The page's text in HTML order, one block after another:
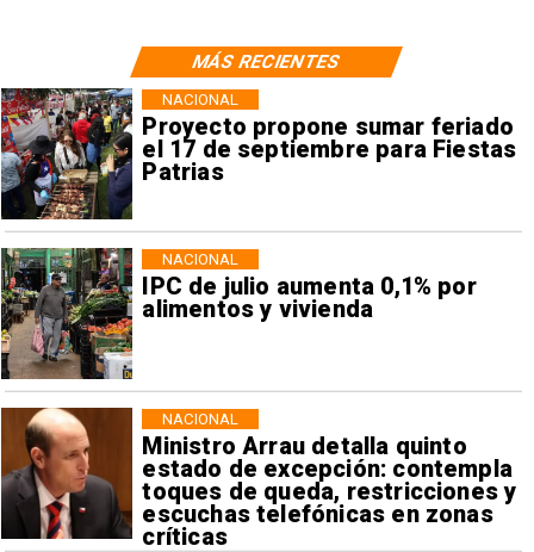
Proyecto propone sumar feriado
el 17 de septiembre para Fiestas
Patrias
NACIONAL
IPC de julio aumenta 0,1% por
alimentos y vivienda
NACIONAL
Ministro Arrau detalla quinto
estado de excepción: contempla
toques de queda, restricciones y
escuchas telefónicas en zonas
críticas
NACIONAL
MÁS RECIENTES